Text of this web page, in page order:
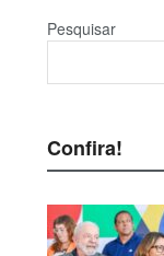
Pesquisar
Confira!